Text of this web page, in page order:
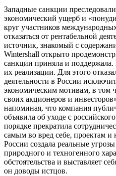
Западные санкции
экономический ущерб и
круг участников
отказаться от рентабельной
источник, знакомый с
Wintershall открыто
санкции приняла и поддержала.
их реализации. Для этого
деятельности в России
экономическим мотивам, в том
своих акционеров и
напоминая, что компания
объявила об уходе с
порядке прекратила
самым во вред себе, проектам
России создала реальные
природного и техногенного
обстоятельства и выставляет
он доводы истцов.